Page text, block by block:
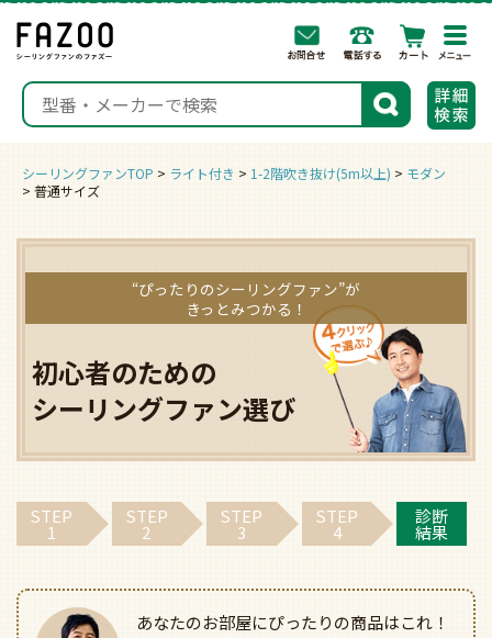
検索
シーリングファンTOP ライト付き 1-2階吹き抜け(5m以上)
モダン
普通サイズ
“ぴったりのシーリングファン”が
きっとみつかる！
初心者のための
シーリングファン選び
STEP
1
STEP
2
STEP
3
STEP
4
診断
結果
あなたのお部屋にぴったりの商品はこれ！